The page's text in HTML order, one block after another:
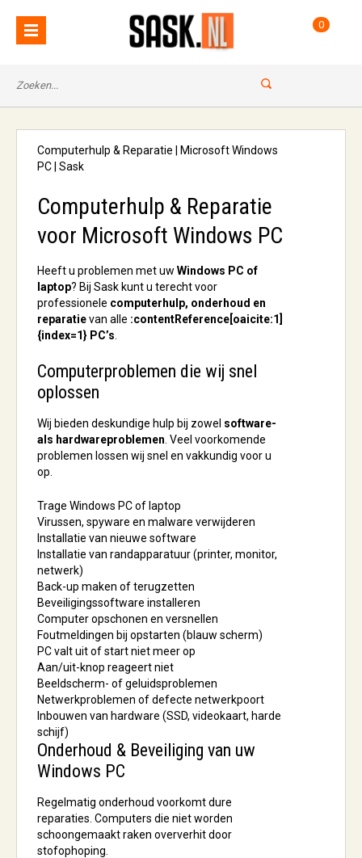
0
Computerhulp & Reparatie | Microsoft Windows
PC | Sask
Computerhulp & Reparatie
voor Microsoft Windows PC
Heeft u problemen met uw Windows PC of
laptop? Bij Sask kunt u terecht voor
professionele computerhulp, onderhoud en
reparatievan alle :contentReference[oaicite:1]
{index=1} PC’s
Computerproblemen die wij snel
oplossen
Wij bieden deskundige hulp bij zowel software-
als hardwareproblemen . Veel voorkomende
problemen lossen wij snel en vakkundig voor u
op.
Trage Windows PC of laptop
Virussen, spyware en malware verwijderen
Installatie van nieuwe software
Installatie van randapparatuur (printer, monitor,
netwerk)
Back-up maken of terugzetten
Beveiligingssoftware installeren
Computer opschonen en versnellen
Foutmeldingen bij opstarten (blauw scherm)
PC valt uit of start niet meer op
Aan/uit-knop reageert niet
Beeldscherm- of geluidsproblemen
Netwerkproblemen of defecte netwerkpoort
Inbouwen van hardware (SSD, videokaart, harde
schijf)
Onderhoud & Beveiliging van uw
Windows PC
Regelmatig onderhoud voorkomt dure
reparaties. Computers die niet worden
schoongemaakt raken oververhit door
stofophoping.